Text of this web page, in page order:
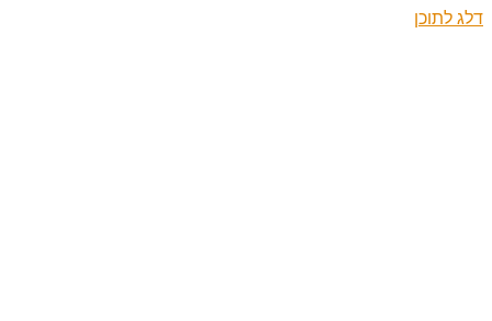
דלג לתוכן